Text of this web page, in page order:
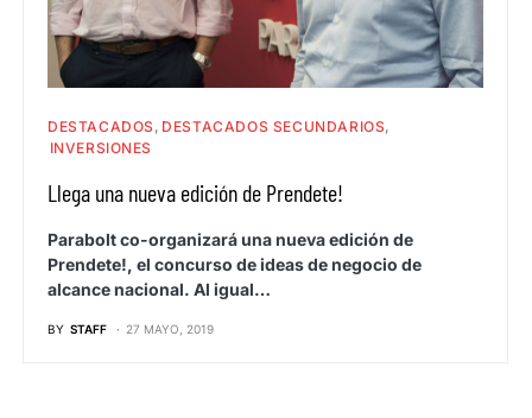
DESTACADOS DESTACADOS SECUNDARIOS
INVERSIONES
Llega una nueva edición de Prendete!
Parabolt co-organizará una nueva edición de
Prendete!, el concurso de ideas de negocio de
alcance nacional. Al igual…
BY STAFF 27 MAYO, 2019